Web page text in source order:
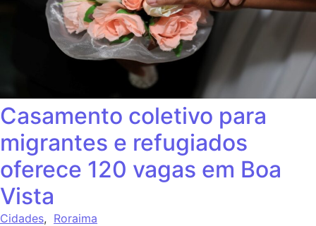
Casamento coletivo para
migrantes e refugiados
oferece 120 vagas em Boa
Vista
Cidades, Roraima